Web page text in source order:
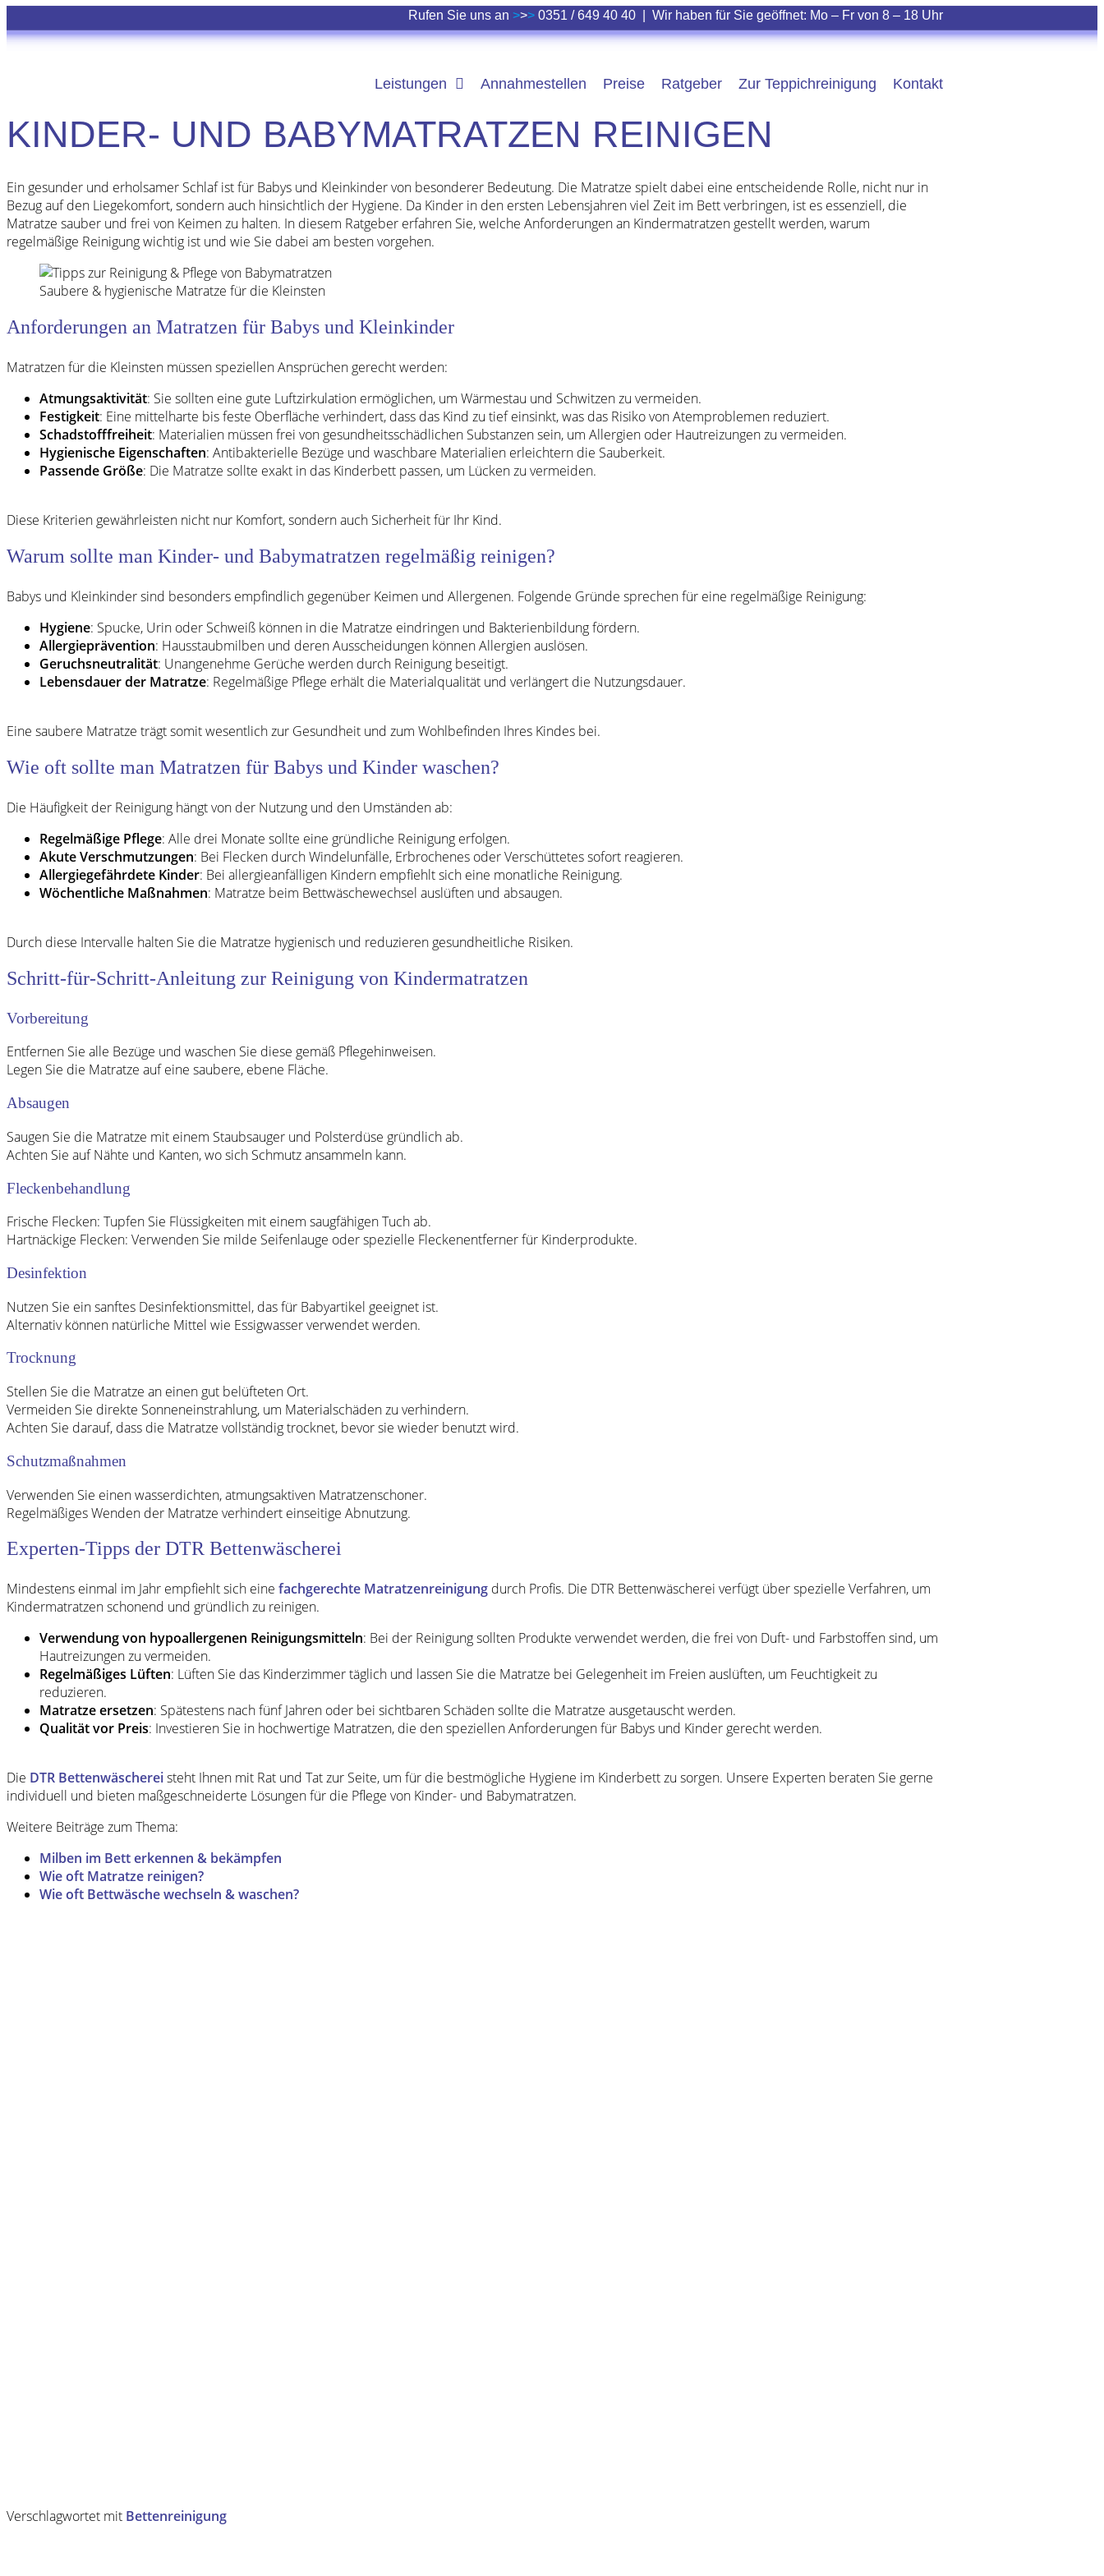
Rufen Sie uns an >>> 0351 / 649 40 40 Wir haben für Sie geöffnet: Mo – Fr von 8 – 18 Uhr
Leistungen Annahmestellen Preise Ratgeber Zur Teppichreinigung Kontakt
KINDER- UND BABYMATRATZEN REINIGEN
Ein gesunder und erholsamer Schlaf ist für Babys und Kleinkinder von besonderer Bedeutung. Die Matratze spielt dabei eine entscheidende Rolle, nicht nur in
Bezug auf den Liegekomfort, sondern auch hinsichtlich der Hygiene. Da Kinder in den ersten Lebensjahren viel Zeit im Bett verbringen, ist es essenziell, die
Matratze sauber und frei von Keimen zu halten. In diesem Ratgeber erfahren Sie, welche Anforderungen an Kindermatratzen gestellt werden, warum
regelmäßige Reinigung wichtig ist und wie Sie dabei am besten vorgehen.
Saubere & hygienische Matratze für die Kleinsten
Anforderungen an Matratzen für Babys und Kleinkinder
Matratzen für die Kleinsten müssen speziellen Ansprüchen gerecht werden:
Atmungsaktivität: Sie sollten eine gute Luftzirkulation ermöglichen, um Wärmestau und Schwitzen zu vermeiden.
Festigkeit: Eine mittelharte bis feste Oberfläche verhindert, dass das Kind zu tief einsinkt, was das Risiko von Atemproblemen reduziert.
Schadstofffreiheit: Materialien müssen frei von gesundheitsschädlichen Substanzen sein, um Allergien oder Hautreizungen zu vermeiden.
Hygienische Eigenschaften: Antibakterielle Bezüge und waschbare Materialien erleichtern die Sauberkeit.
Passende Größe: Die Matratze sollte exakt in das Kinderbett passen, um Lücken zu vermeiden.
Diese Kriterien gewährleisten nicht nur Komfort, sondern auch Sicherheit für Ihr Kind.
Warum sollte man Kinder- und Babymatratzen regelmäßig reinigen?
Babys und Kleinkinder sind besonders empfindlich gegenüber Keimen und Allergenen. Folgende Gründe sprechen für eine regelmäßige Reinigung:
Hygiene: Spucke, Urin oder Schweiß können in die Matratze eindringen und Bakterienbildung fördern.
Allergieprävention: Hausstaubmilben und deren Ausscheidungen können Allergien auslösen.
Geruchsneutralität: Unangenehme Gerüche werden durch Reinigung beseitigt.
Lebensdauer der Matratze: Regelmäßige Pflege erhält die Materialqualität und verlängert die Nutzungsdauer.
Eine saubere Matratze trägt somit wesentlich zur Gesundheit und zum Wohlbefinden Ihres Kindes bei.
Wie oft sollte man Matratzen für Babys und Kinder waschen?
Die Häufigkeit der Reinigung hängt von der Nutzung und den Umständen ab:
Regelmäßige Pflege: Alle drei Monate sollte eine gründliche Reinigung erfolgen.
Akute Verschmutzungen: Bei Flecken durch Windelunfälle, Erbrochenes oder Verschüttetes sofort reagieren.
Allergiegefährdete Kinder: Bei allergieanfälligen Kindern empfiehlt sich eine monatliche Reinigung.
Wöchentliche Maßnahmen: Matratze beim Bettwäschewechsel auslüften und absaugen.
Durch diese Intervalle halten Sie die Matratze hygienisch und reduzieren gesundheitliche Risiken.
Schritt-für-Schritt-Anleitung zur Reinigung von Kindermatratzen
Vorbereitung
Entfernen Sie alle Bezüge und waschen Sie diese gemäß Pflegehinweisen.
Legen Sie die Matratze auf eine saubere, ebene Fläche.
Absaugen
Saugen Sie die Matratze mit einem Staubsauger und Polsterdüse gründlich ab.
Achten Sie auf Nähte und Kanten, wo sich Schmutz ansammeln kann.
Fleckenbehandlung
Frische Flecken: Tupfen Sie Flüssigkeiten mit einem saugfähigen Tuch ab.
Hartnäckige Flecken: Verwenden Sie milde Seifenlauge oder spezielle Fleckenentferner für Kinderprodukte.
Desinfektion
Nutzen Sie ein sanftes Desinfektionsmittel, das für Babyartikel geeignet ist.
Alternativ können natürliche Mittel wie Essigwasser verwendet werden.
Trocknung
Stellen Sie die Matratze an einen gut belüfteten Ort.
Vermeiden Sie direkte Sonneneinstrahlung, um Materialschäden zu verhindern.
Achten Sie darauf, dass die Matratze vollständig trocknet, bevor sie wieder benutzt wird.
Schutzmaßnahmen
Verwenden Sie einen wasserdichten, atmungsaktiven Matratzenschoner.
Regelmäßiges Wenden der Matratze verhindert einseitige Abnutzung.
Experten-Tipps der DTR Bettenwäscherei
Mindestens einmal im Jahr empfiehlt sich eine fachgerechte Matratzenreinigung durch Profis. Die DTR Bettenwäscherei verfügt über spezielle Verfahren, um
Kindermatratzen schonend und gründlich zu reinigen.
Verwendung von hypoallergenen Reinigungsmitteln: Bei der Reinigung sollten Produkte verwendet werden, die frei von Duft- und Farbstoffen sind, um
Hautreizungen zu vermeiden.
Regelmäßiges Lüften: Lüften Sie das Kinderzimmer täglich und lassen Sie die Matratze bei Gelegenheit im Freien auslüften, um Feuchtigkeit zu
reduzieren.
Matratze ersetzen: Spätestens nach fünf Jahren oder bei sichtbaren Schäden sollte die Matratze ausgetauscht werden.
Qualität vor Preis: Investieren Sie in hochwertige Matratzen, die den speziellen Anforderungen für Babys und Kinder gerecht werden.
Die DTR Bettenwäschereisteht Ihnen mit Rat und Tat zur Seite, um für die bestmögliche Hygiene im Kinderbett zu sorgen. Unsere Experten beraten Sie gerne
individuell und bieten maßgeschneiderte Lösungen für die Pflege von Kinder- und Babymatratzen.
Weitere Beiträge zum Thema:
Milben im Bett erkennen & bekämpfen
Wie oft Matratze reinigen?
Wie oft Bettwäsche wechseln & waschen?
Verschlagwortet mit Bettenreinigung